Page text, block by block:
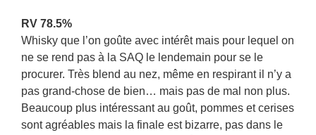
RV 78.5%
Whisky que l’on goûte avec intérêt mais pour lequel on
ne se rend pas à la SAQ le lendemain pour se le
procurer. Très blend au nez, même en respirant il n’y a
pas grand-chose de bien… mais pas de mal non plus.
Beaucoup plus intéressant au goût, pommes et cerises
sont agréables mais la finale est bizarre, pas dans le